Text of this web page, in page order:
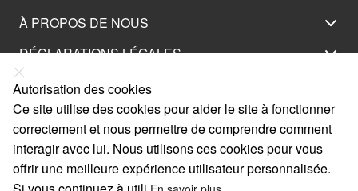
À PROPOS DE NOUS
DÉCLARATIONS LÉGALES
AIDEZ-MOI
SERVICE
LIENS
Autorisation des cookies
Ce site utilise des cookies pour aider le site à fonctionner
correctement et nous permettre de comprendre comment
interagir avec lui. Nous utilisons ces cookies pour vous
offrir une meilleure expérience utilisateur personnalisée.